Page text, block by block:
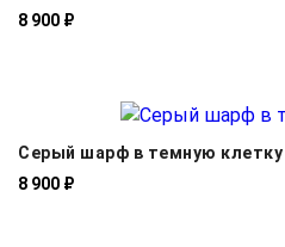
8 900 ₽
Серый шарф в темную клетку
8 900 ₽